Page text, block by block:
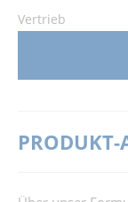
Vertrieb
PRODUKT-